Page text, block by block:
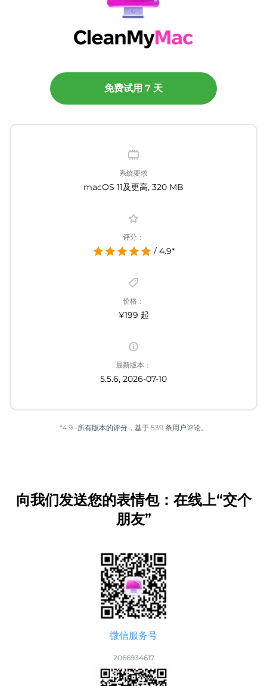
免费试用 7 天
系统要求
macOS 11及更高, 320 MB
评分：
/ 4.9*
价格：
¥199 起
最新版本：
5.5.6, 2026-07-10
*4.9 -所有版本的评分，基于 539 条用户评论。
向我们发送您的表情包：在线上“交个
朋友”
微信服务号
2066934617